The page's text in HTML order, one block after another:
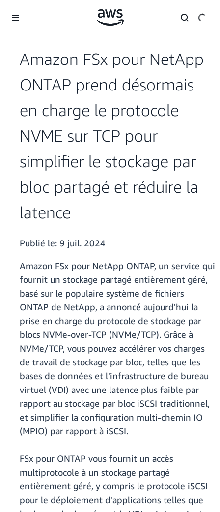
Amazon FSx pour NetApp
ONTAP prend désormais
en charge le protocole
NVME sur TCP pour
simplifier le stockage par
bloc partagé et réduire la
latence
Publié le: 9 juil. 2024
Amazon FSx pour NetApp ONTAP, un service qui
fournit un stockage partagé entièrement géré,
basé sur le populaire système de fichiers
ONTAP de NetApp, a annoncé aujourd'hui la
prise en charge du protocole de stockage par
blocs NVMe-over-TCP (NVMe/TCP). Grâce à
NVMe/TCP, vous pouvez accélérer vos charges
de travail de stockage par bloc, telles que les
bases de données et l'infrastructure de bureau
virtuel (VDI) avec une latence plus faible par
rapport au stockage par bloc iSCSI traditionnel,
et simplifier la configuration multi-chemin IO
(MPIO) par rapport à iSCSI.
FSx pour ONTAP vous fournit un accès
multiprotocole à un stockage partagé
entièrement géré, y compris le protocole iSCSI
pour le déploiement d'applications telles que